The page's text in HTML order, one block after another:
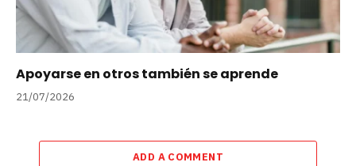
Apoyarse en otros también se aprende
21/07/2026
ADD A COMMENT